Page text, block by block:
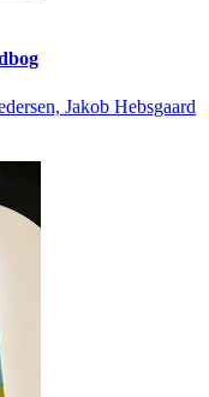
Jakob Hebsgaard